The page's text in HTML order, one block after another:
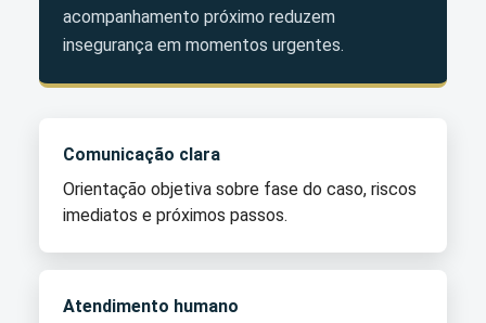
acompanhamento próximo reduzem
insegurança em momentos urgentes.
Comunicação clara
Orientação objetiva sobre fase do caso, riscos
imediatos e próximos passos.
Atendimento humano